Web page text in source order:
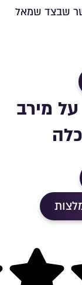
שבצד שמאל
מירב